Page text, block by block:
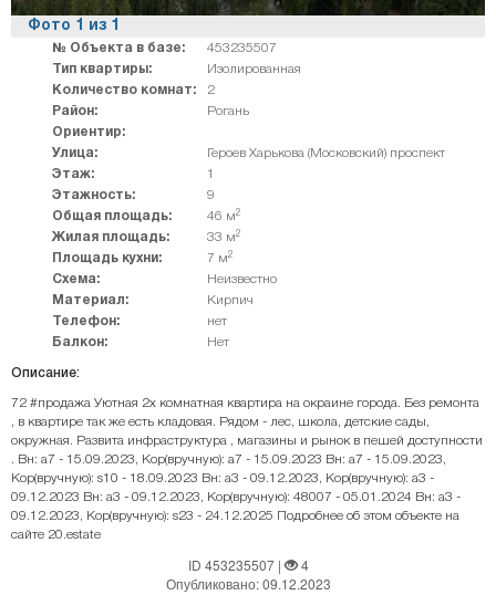
Фото 1 из 1
№ Объекта в базе:
453235507
Тип квартиры:
Изолированная
Количество комнат:
2
Район:
Рогань
Ориентир:
Улица:
Героев Харькова (Московский) проспект
Этаж:
1
Этажность:
9
Общая площадь:
46 м2
Жилая площадь: 33 м2
Площадь кухни: 7 м2
Схема:
Неизвестно
Материал:
Кирпич
Телефон:
нет
Балкон:
Нет
Описание:
72 #продажа Уютная 2х комнатная квартира на окраине города. Без ремонта
, в квартире так же есть кладовая. Рядом - лес, школа, детские сады,
окружная. Развита инфраструктура , магазины и рынок в пешей доступности
. Вн: a7 - 15.09.2023, Кор(вручную): a7 - 15.09.2023 Вн: a7 - 15.09.2023,
Кор(вручную): s10 - 18.09.2023 Вн: a3 - 09.12.2023, Кор(вручную): a3 -
09.12.2023 Вн: a3 - 09.12.2023, Кор(вручную): 48007 - 05.01.2024 Вн: a3 -
09.12.2023, Кор(вручную): s23 - 24.12.2025 Подробнее об этом объекте на
сайте 20.estate
ID 453235507 |
4
Опубликовано: 09.12.2023